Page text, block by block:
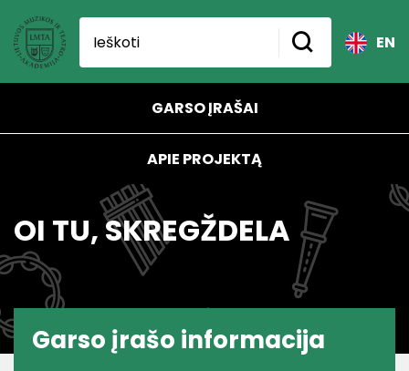
EN
GARSO ĮRAŠAI
APIE PROJEKTĄ
OI TU, SKREGŽDELA
Garso įrašo informacija